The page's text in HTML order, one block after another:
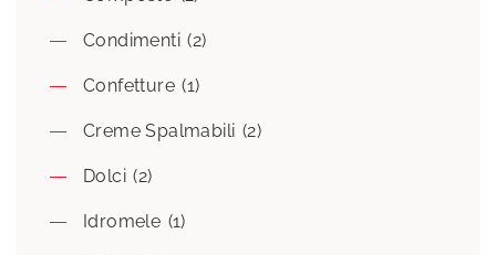
Condimenti (2)
Confetture (1)
Creme Spalmabili (2)
Dolci (2)
Idromele (1)